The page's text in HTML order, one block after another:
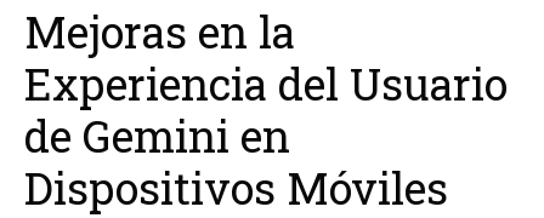
Mejoras en la
Experiencia del Usuario
de Gemini en
Dispositivos Móviles